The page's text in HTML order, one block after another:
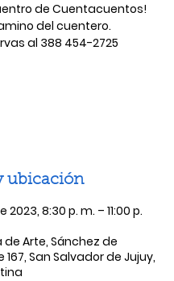
de Cuentacuentos!
del cuentero.
al 388 454-2725
ubicación
2023, 8:30 p. m. – 11:00 p.
Arte, Sánchez de
San Salvador de Jujuy,